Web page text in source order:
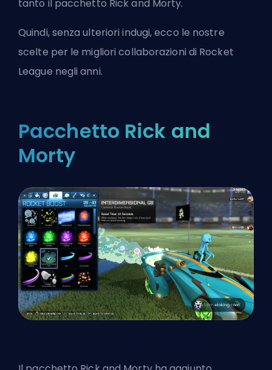
tanto il pacchetto Rick and Morty.
Quindi, senza ulteriori indugi, ecco le nostre
scelte per le migliori collaborazioni di Rocket
League negli anni.
Pacchetto Rick and
Morty